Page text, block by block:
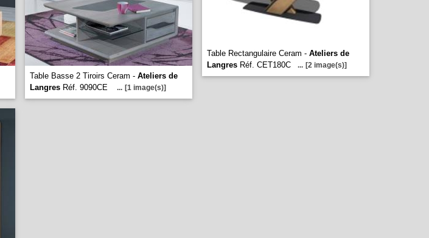
Table Basse 2 Tiroirs Ceram - Ateliers de
Langres Réf. 9090CE ... [1 image(s)]
Table Rectangulaire Ceram - Ateliers de
Langres Réf. CET180C ... [2 image(s)]